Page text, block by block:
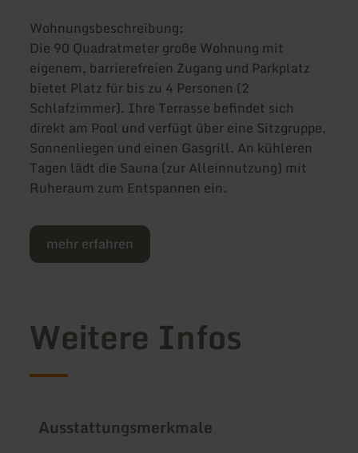
Wohnungsbeschreibung:
Die 90 Quadratmeter große Wohnung mit
eigenem, barrierefreien Zugang und Parkplatz
bietet Platz für bis zu 4 Personen (2
Schlafzimmer). Ihre Terrasse befindet sich
direkt am Pool und verfügt über eine Sitzgruppe,
Sonnenliegen und einen Gasgrill. An kühleren
Tagen lädt die Sauna (zur Alleinnutzung) mit
Ruheraum zum Entspannen ein.
mehr erfahren
Weitere Infos
Ausstattungsmerkmale